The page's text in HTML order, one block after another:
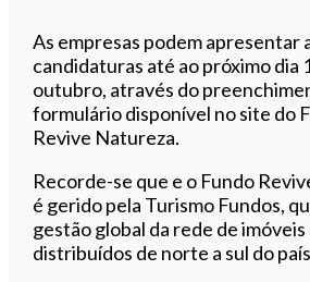
As empresas podem apresentar
candidaturas até ao próximo dia
outubro, através do
formulário disponível no site do
Revive Natureza.
Recorde-se que e o Fundo
é gerido pela Turismo Fundos,
gestão global da rede de imóveis
distribuídos de norte a sul do